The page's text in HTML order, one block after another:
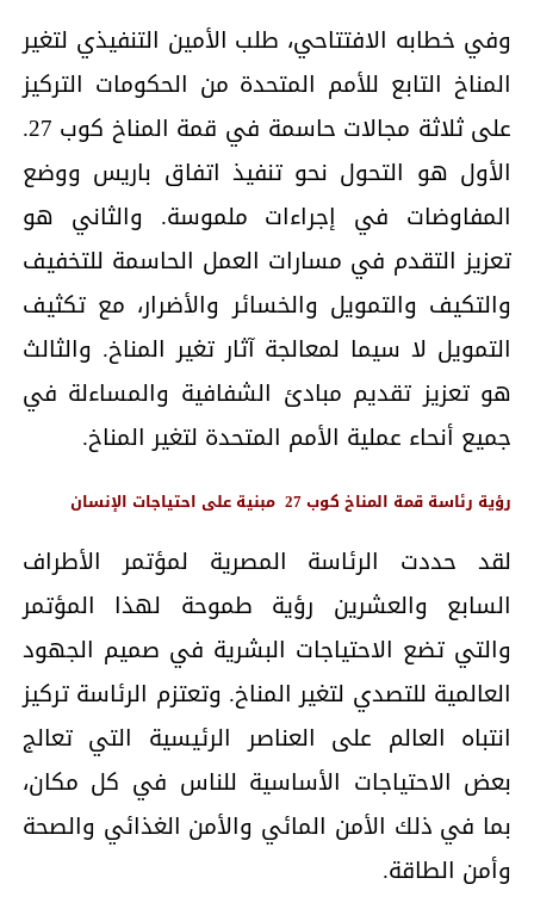
وفي خطابه الافتتاحي، طلب الأمين التنفيذي لتغير
المناخ التابع للأمم المتحدة من الحكومات التركيز
على ثلاثة مجالات حاسمة في قمة المناخ كوب 27.
الأول هو التحول نحو تنفيذ اتفاق باريس ووضع
المفاوضات في إجراءات ملموسة. والثاني هو
تعزيز التقدم في مسارات العمل الحاسمة للتخفيف
والتكيف والتمويل والخسائر والأضرار، مع تكثيف
التمويل لا سيما لمعالجة آثار تغير المناخ. والثالث
هو تعزيز تقديم مبادئ الشفافية والمساءلة في
جميع أنحاء عملية الأمم المتحدة لتغير المناخ.
رؤية رئاسة قمة المناخ كوب 27 مبنية على احتياجات الإنسان
لقد حددت الرئاسة المصرية لمؤتمر الأطراف
السابع والعشرين رؤية طموحة لهذا المؤتمر
والتي تضع الاحتياجات البشرية في صميم الجهود
العالمية للتصدي لتغير المناخ. وتعتزم الرئاسة تركيز
انتباه العالم على العناصر الرئيسية التي تعالج
بعض الاحتياجات الأساسية للناس في كل مكان،
بما في ذلك الأمن المائي والأمن الغذائي والصحة
وأمن الطاقة.